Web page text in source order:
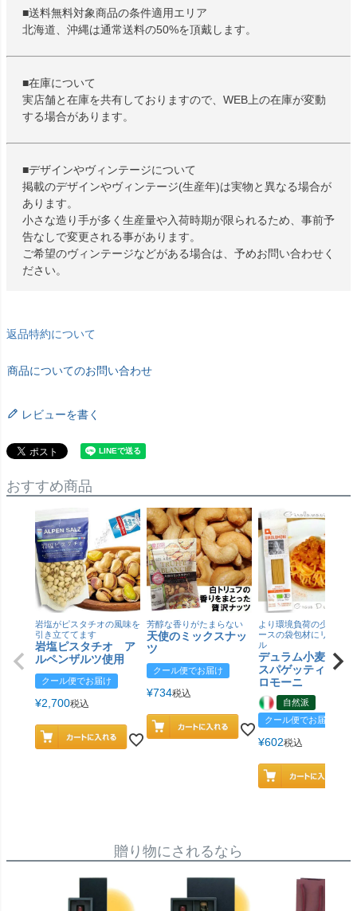
■送料無料対象商品の条件適用エリア
北海道、沖縄は通常送料の50%を頂戴します。
■在庫について
実店舗と在庫を共有しておりますので、WEB上の在庫が変動
する場合があります。
■デザインやヴィンテージについて
掲載のデザインやヴィンテージ(生産年)は実物と異なる場合が
あります。
小さな造り手が多く生産量や入荷時期が限られるため、事前予
告なしで変更される事があります。
ご希望のヴィンテージなどがある場合は、予めお問い合わせく
ださい。
返品特約について
商品についてのお問い合わせ
レビューを書く
おすすめ商品
岩塩がピスタチオの風味を
引き立ててます
岩塩ピスタチオ ア
ルペンザルツ使用
クール便でお届け
¥2,700税込
芳醇な香りがたまらない
天使のミックスナッ
ツ
クール便でお届け
¥734税込
より環境負荷の少ない紙
ースの袋包材にリニュー
ル
デュラム小麦 有
スパゲッティ／ジ
ロモーニ
自然派
クール便でお届け
¥602税込
贈り物にされるなら